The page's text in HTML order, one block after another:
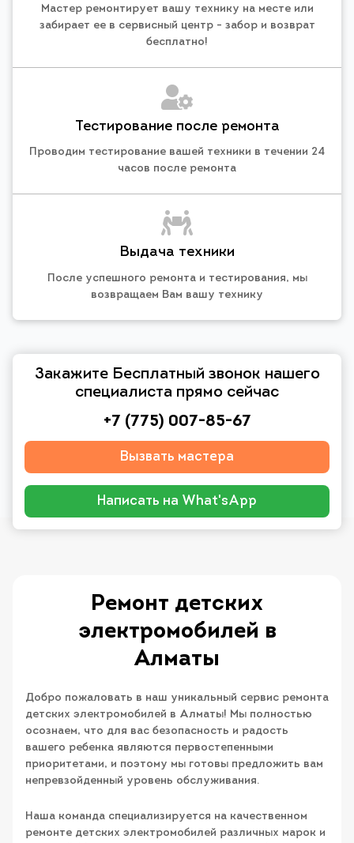
Мастер ремонтирует вашу технику на месте или
забирает ее в сервисный центр - забор и возврат
бесплатно!
Тестирование после ремонта
Проводим тестирование вашей техники в течении 24
часов после ремонта
Выдача техники
После успешного ремонта и тестирования, мы
возвращаем Вам вашу технику
Закажите Бесплатный звонок нашего
специалиста прямо сейчас
+7 (775) 007-85-67
Вызвать мастера
Написать на What'sApp
Ремонт детских
электромобилей в
Алматы
Добро пожаловать в наш уникальный сервис ремонта
детских электромобилей в Алматы! Мы полностью
осознаем, что для вас безопасность и радость
вашего ребенка являются первостепенными
приоритетами, и поэтому мы готовы предложить вам
непревзойденный уровень обслуживания.
Наша команда специализируется на качественном
ремонте детских электромобилей различных марок и